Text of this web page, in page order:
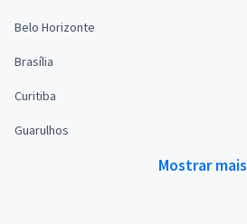
Belo Horizonte
Brasília
Curitiba
Guarulhos
Mostrar mais